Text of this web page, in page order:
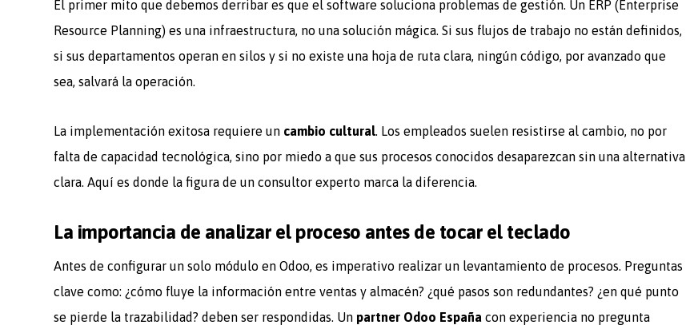
El primer mito que debemos derribar es que el software soluciona problemas de gestión. Un ERP (Enterprise
Resource Planning) es una infraestructura, no una solución mágica. Si sus flujos de trabajo no están definidos,
si sus departamentos operan en silos y si no existe una hoja de ruta clara, ningún código, por avanzado que
sea, salvará la operación.
La implementación exitosa requiere un cambio cultural. Los empleados suelen resistirse al cambio, no por
falta de capacidad tecnológica, sino por miedo a que sus procesos conocidos desaparezcan sin una alternativa
clara. Aquí es donde la figura de un consultor experto marca la diferencia.
La importancia de analizar el proceso antes de tocar el teclado
Antes de configurar un solo módulo en Odoo, es imperativo realizar un levantamiento de procesos. Preguntas
clave como: ¿cómo fluye la información entre ventas y almacén? ¿qué pasos son redundantes? ¿en qué punto
se pierde la trazabilidad? deben ser respondidas. Un partner Odoo España con experiencia no pregunta